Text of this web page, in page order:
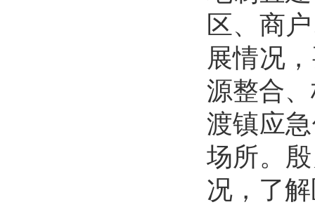
区、商
展情况
源整合
渡镇应
场所。
况，了